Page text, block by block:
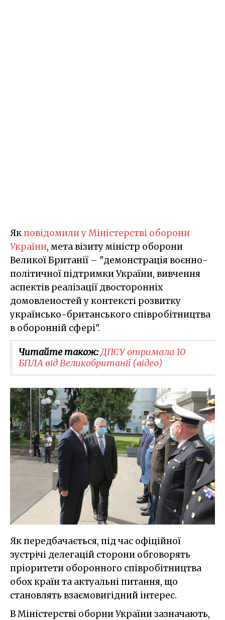
Якповідомили у Міністерстві оборони
України, мета візиту міністр оборони
Великої Британії – "демонстрація воєнно-
політичної підтримки України, вивчення
аспектів реалізації двосторонніх
домовленостей у контексті розвитку
українсько-британського співробітництва
в оборонній сфері".
Читайте також:ДПСУ отримала 10
БПЛА від Великобританії (відео)
Як передбачається, під час офіційної
зустрічі делегацій сторони обговорять
пріоритети оборонного співробітництва
обох країн та актуальні питання, що
становлять взаємовигідний інтерес.
В Міністерстві оборни України зазначають,